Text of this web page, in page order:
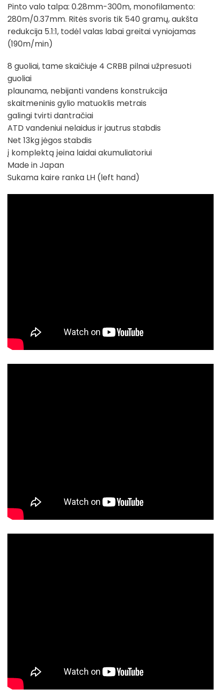
Pinto valo talpa: 0.28mm-300m, monofilamento:
280m/0.37mm. Ritės svoris tik 540 gramų, aukšta
redukcija 5.1:1, todėl valas labai greitai vyniojamas
(190m/min)
8 guoliai, tame skaičiuje 4 CRBB pilnai užpresuoti
guoliai
plaunama, nebijanti vandens konstrukcija
skaitmeninis gylio matuoklis metrais
galingi tvirti dantračiai
ATD vandeniui nelaidus ir jautrus stabdis
Net 13kg jėgos stabdis
į komplektą įeina laidai akumuliatoriui
Made in Japan
Sukama kaire ranka LH (left hand)